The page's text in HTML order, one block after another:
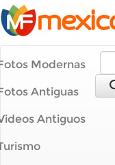
Modernas
Antiguas
Antiguos